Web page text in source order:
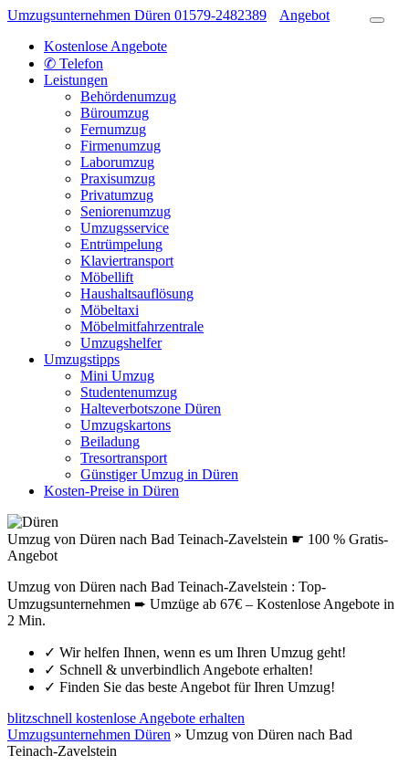
Umzugsunternehmen Düren 01579-2482389
Angebot
Kostenlose Angebote
✆ Telefon
Leistungen
Behördenumzug
Büroumzug
Fernumzug
Firmenumzug
Laborumzug
Praxisumzug
Privatumzug
Seniorenumzug
Umzugsservice
Entrümpelung
Klaviertransport
Möbellift
Haushaltsauflösung
Möbeltaxi
Möbelmitfahrzentrale
Umzugshelfer
Umzugstipps
Mini Umzug
Studentenumzug
Halteverbotszone Düren
Umzugskartons
Beiladung
Tresortransport
Günstiger Umzug in Düren
Kosten-Preise in Düren
Umzug von Düren nach Bad Teinach-Zavelstein ☛ 100 % Gratis-
Angebot
Umzug von Düren nach Bad Teinach-Zavelstein : Top-
Umzugsunternehmen ➨ Umzüge ab 67€ – Kostenlose Angebote in
2 Min.
✓ Wir helfen Ihnen, wenn es um Ihren Umzug geht!
✓ Schnell & unverbindlich Angebote erhalten!
✓ Finden Sie das beste Angebot für Ihren Umzug!
blitzschnell kostenlose Angebote erhalten
Umzugsunternehmen Düren » Umzug von Düren nach Bad
Teinach-Zavelstein